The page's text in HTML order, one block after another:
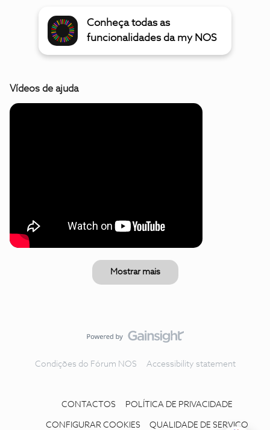
Conheça todas as
funcionalidades da my NOS
Vídeos de ajuda
Mostrar mais
Condições do Fórum NOS Accessibility statement
CONTACTOS POLÍTICA DE PRIVACIDADE
CONFIGURAR COOKIES QUALIDADE DE SERVIÇO